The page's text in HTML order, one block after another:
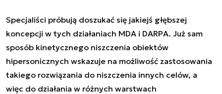
Specjaliści próbują doszukać się jakiejś głębszej
koncepcji w tych działaniach MDA i DARPA. Już sam
sposób kinetycznego niszczenia obiektów
hipersonicznych wskazuje na możliwość zastosowania
takiego rozwiązania do niszczenia innych celów, a
więc do działania w różnych warstwach